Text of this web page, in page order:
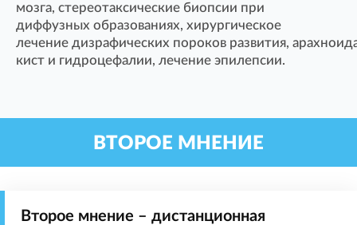
мозга, стереотаксические биопсии при
диффузных образованиях, хирургическое
лечение дизрафических пороков развития,
кист и гидроцефалии, лечение эпилепсии.
ВТОРОЕ МНЕНИЕ
Второе мнение – дистанционная